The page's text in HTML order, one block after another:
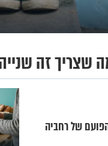
שצריך זה
של רחביה